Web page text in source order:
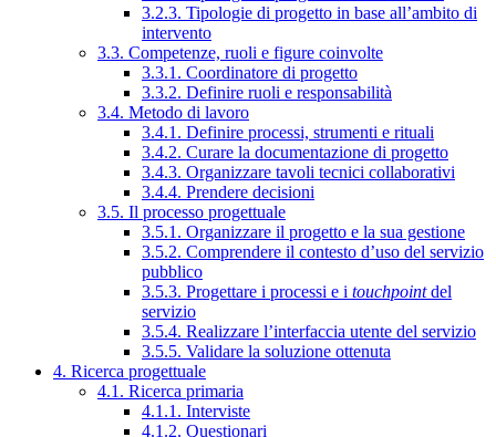
3.2.3. Tipologie di progetto in base all’ambito di
intervento
3.3. Competenze, ruoli e figure coinvolte
3.3.1. Coordinatore di progetto
3.3.2. Definire ruoli e responsabilità
3.4. Metodo di lavoro
3.4.1. Definire processi, strumenti e rituali
3.4.2. Curare la documentazione di progetto
3.4.3. Organizzare tavoli tecnici collaborativi
3.4.4. Prendere decisioni
3.5. Il processo progettuale
3.5.1. Organizzare il progetto e la sua gestione
3.5.2. Comprendere il contesto d’uso del servizio
pubblico
3.5.3. Progettare i processi e i touchpointdel
servizio
3.5.4. Realizzare l’interfaccia utente del servizio
3.5.5. Validare la soluzione ottenuta
4. Ricerca progettuale
4.1. Ricerca primaria
4.1.1. Interviste
4.1.2. Questionari